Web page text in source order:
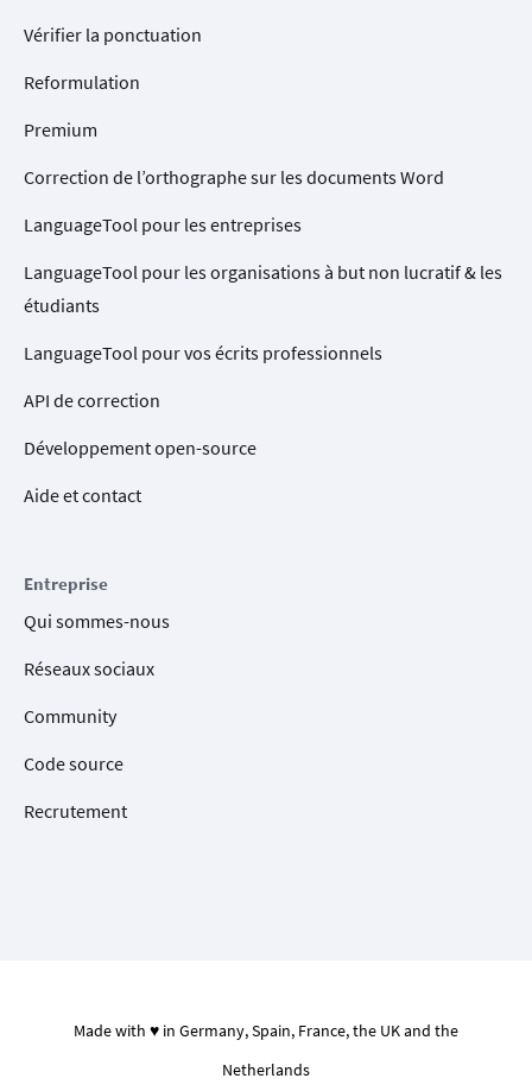
Vérifier la ponctuation
Reformulation
Premium
Correction de l’orthographe sur les documents Word
LanguageTool pour les entreprises
LanguageTool pour les organisations à but non lucratif & les
étudiants
LanguageTool pour vos écrits professionnels
API de correction
Développement open-source
Aide et contact
Entreprise
Qui sommes-nous
Réseaux sociaux
Community
Code source
Recrutement
Made with ♥ in Germany, Spain, France, the UK and the
Netherlands